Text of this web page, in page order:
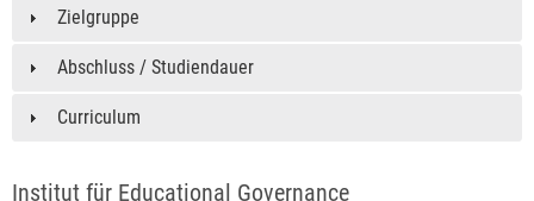
Zielgruppe
Abschluss / Studiendauer
Curriculum
Institut für Educational Governance